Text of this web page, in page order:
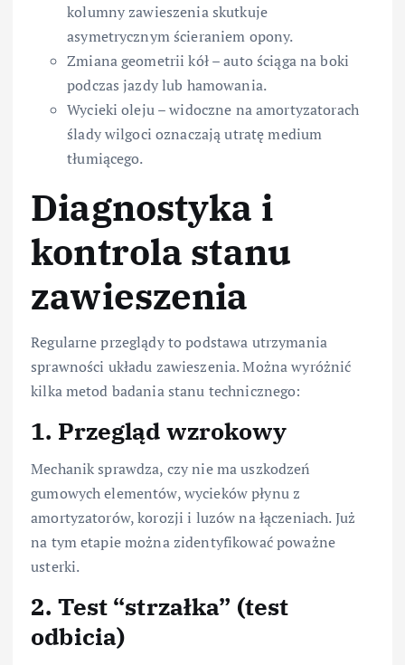
kolumny zawieszenia skutkuje
asymetrycznym ścieraniem opony.
Zmiana geometrii kół – auto ściąga na boki
podczas jazdy lub hamowania.
Wycieki oleju – widoczne na amortyzatorach
ślady wilgoci oznaczają utratę medium
tłumiącego.
Diagnostyka i
kontrola stanu
zawieszenia
Regularne przeglądy to podstawa utrzymania
sprawności układu zawieszenia. Można wyróżnić
kilka metod badania stanu technicznego:
1. Przegląd wzrokowy
Mechanik sprawdza, czy nie ma uszkodzeń
gumowych elementów, wycieków płynu z
amortyzatorów, korozji i luzów na łączeniach. Już
na tym etapie można zidentyfikować poważne
usterki.
2. Test “strzałka” (test
odbicia)